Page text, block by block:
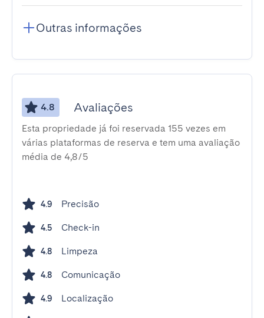
Outras informações
4.8 Avaliações
Esta propriedade já foi reservada 155 vezes em
várias plataformas de reserva e tem uma avaliação
média de 4,8/5
4.9 Precisão
4.5 Check-in
4.8 Limpeza
4.8 Comunicação
4.9 Localização